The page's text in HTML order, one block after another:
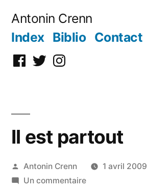
Antonin Crenn
Index Biblio Contact
Facebook
TwitterInstagram
Il est partout
Publié
par
Antonin Crenn
1 avril 2009
Un commentairesur